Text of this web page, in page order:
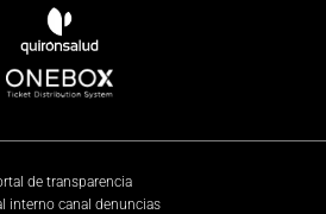
de transparencia
interno canal denuncias